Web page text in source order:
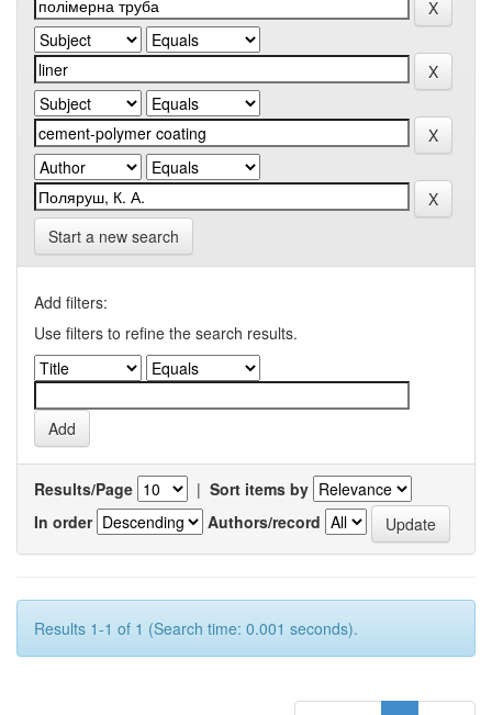
Start a new search
Add filters:
Use filters to refine the search results.
Results/Page | Sort items by
In order
Authors/record
Results 1-1 of 1 (Search time: 0.001 seconds).